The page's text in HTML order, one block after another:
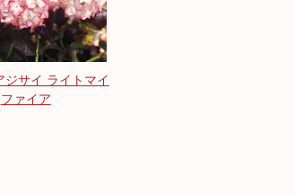
ジサイ ライトマイ
ファイア